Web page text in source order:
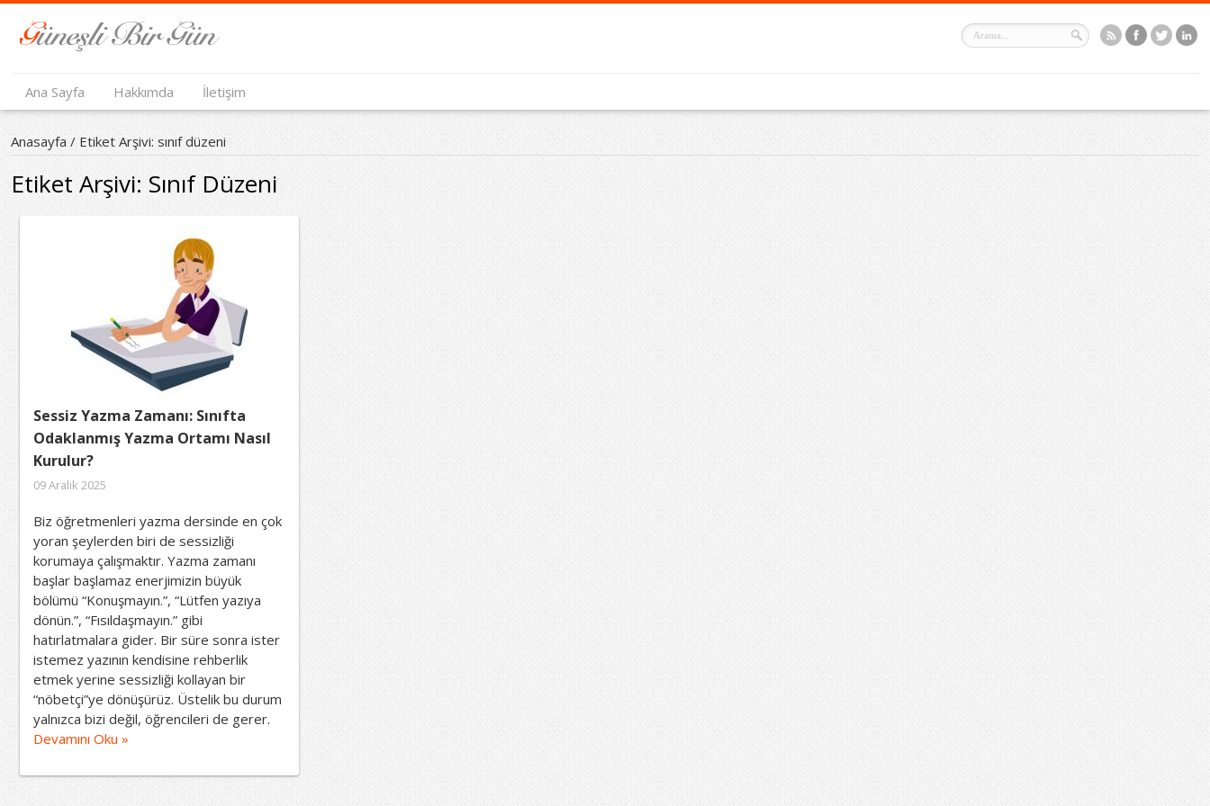
Ana Sayfa Hakkımda İletişim
Anasayfa/ Etiket Arşivi: sınıf düzeni
Etiket Arşivi:Sınıf Düzeni
Sessiz Yazma Zamanı: Sınıfta
Odaklanmış Yazma Ortamı Nasıl
Kurulur?
09 Aralık 2025
Biz öğretmenleri yazma dersinde en çok
yoran şeylerden biri de sessizliği
korumaya çalışmaktır. Yazma zamanı
başlar başlamaz enerjimizin büyük
bölümü “Konuşmayın.”, “Lütfen yazıya
dönün.”, “Fısıldaşmayın.” gibi
hatırlatmalara gider. Bir süre sonra ister
istemez yazının kendisine rehberlik
etmek yerine sessizliği kollayan bir
“nöbetçi”ye dönüşürüz. Üstelik bu durum
yalnızca bizi değil, öğrencileri de gerer.
Devamını Oku »